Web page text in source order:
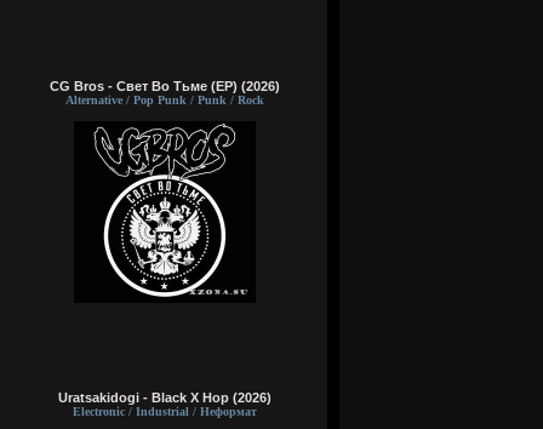
CG Bros - Свет Во Тьме (EP) (2026)
Alternative / Pop Punk / Punk / Rock
Uratsakidogi - Black X Hop (2026)
Electronic / Industrial / Неформат